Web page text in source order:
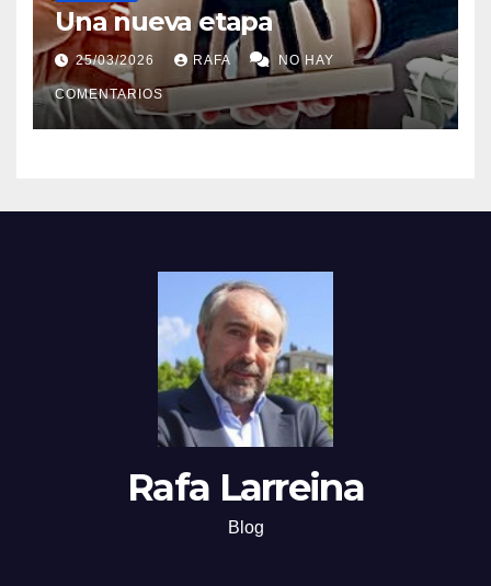
Una nueva etapa
25/03/2026 RAFA NO HAY
COMENTARIOS
Rafa Larreina
Blog